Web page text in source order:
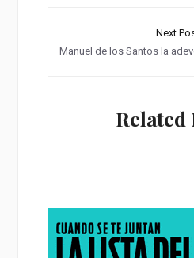
Next
Manuel de los Santos la
Related